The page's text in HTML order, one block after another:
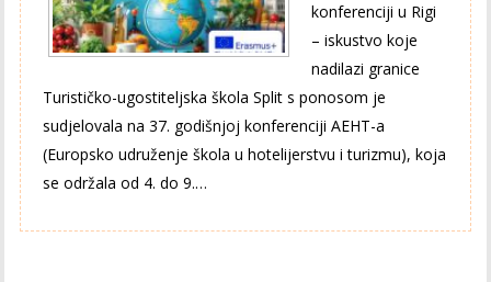
konferenciji u Rigi
– iskustvo koje
nadilazi granice
Turističko-ugostiteljska škola Split s ponosom je
sudjelovala na 37. godišnjoj konferenciji AEHT-a
(Europsko udruženje škola u hotelijerstvu i turizmu), koja
se održala od 4. do 9.…